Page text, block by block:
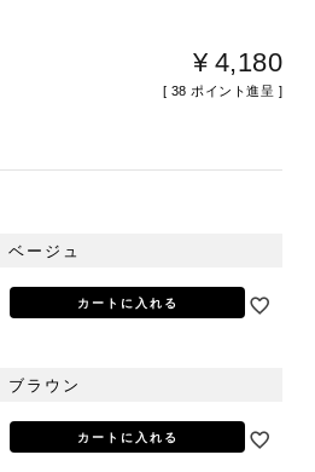
¥ 4,180
[ 38 ポイント進呈 ]
ベージュ
カートに入れる
ブラウン
カートに入れる